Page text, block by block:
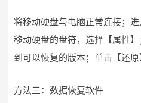
将移动硬盘与电脑正常连接；
移动硬盘的盘符，选择【属性
到可以恢复的版本；单击【还原
方法三：数据恢复软件